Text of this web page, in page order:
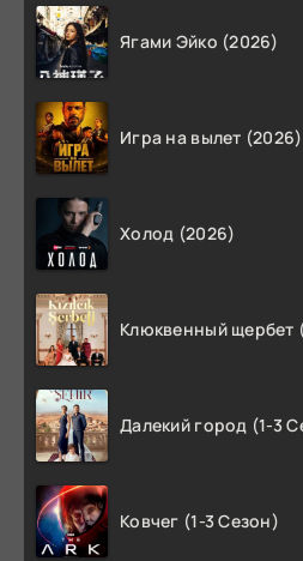
Ягами Эйко (2026)
Игра на вылет (2026)
Холод (2026)
Клюквенный щербет
Далекий город (1-3
Ковчег (1-3 Сезон)